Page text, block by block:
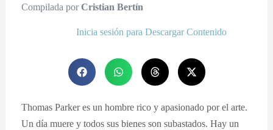
Compilada porCristian Bertín
Inicia sesión para Descargar Contenido
Thomas Parker es un hombre rico y apasionado por el arte.
Un día muere y todos sus bienes son subastados. Hay un